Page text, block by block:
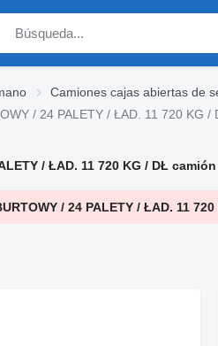
Camiones cajas abiertas de
/ 24 PALETY / ŁAD. 11 720 KG /
/ ŁAD. 11 720 KG / DŁ
/ 24 PALETY / ŁAD. 11